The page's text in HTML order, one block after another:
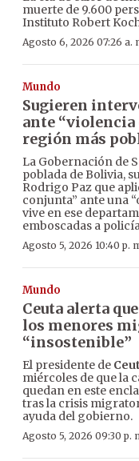
muerte de 9.600
Instituto Robert
Agosto 6, 2026 07:26 a.
Mundo
Sugieren
ante “violencia
región más
La Gobernación de
poblada de Bolivia,
Rodrigo Paz que
conjunta” ante una
vive en ese
emboscadas a
Agosto 5, 2026 10:40 p.
Mundo
Ceuta alerta
los menores
“insostenible”
El presidente de
miércoles de que la
quedan en este
tras la crisis
ayuda del gobierno.
Agosto 5, 2026 09:30 p.